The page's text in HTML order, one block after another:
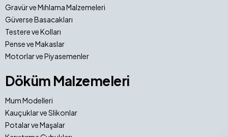
Gravür ve Mıhlama Malzemeleri
Güverse Basacakları
Testere ve Kolları
Pense ve Makaslar
Motorlar ve Piyasemenler
Döküm Malzemeleri
Mum Modelleri
Kauçuklar ve Slikonlar
Potalar ve Maşalar